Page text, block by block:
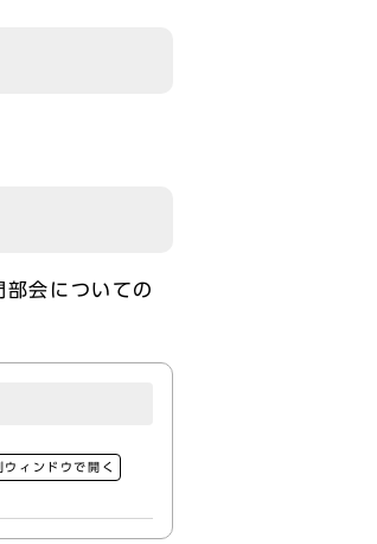
会についての
ウィンドウで開く